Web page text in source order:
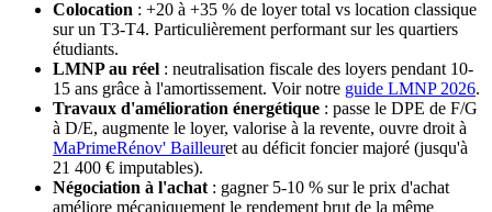
Colocation : +20 à +35 % de loyer total vs location classique
sur un T3-T4. Particulièrement performant sur les quartiers
étudiants.
LMNP au réel : neutralisation fiscale des loyers pendant 10-
15 ans grâce à l'amortissement. Voir notre guide LMNP 2026.
Travaux d'amélioration énergétique : passe le DPE de F/G
à D/E, augmente le loyer, valorise à la revente, ouvre droit à
MaPrimeRénov' Bailleuret au déficit foncier majoré (jusqu'à
21 400 € imputables).
Négociation à l'achat : gagner 5-10 % sur le prix d'achat
améliore mécaniquement le rendement brut de la même